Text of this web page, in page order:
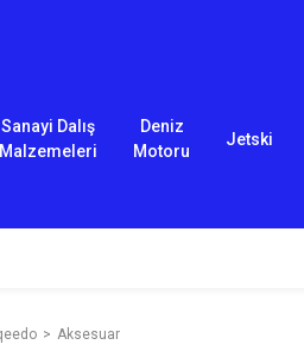
Sanayi Dalış
Malzemeleri
Deniz
Motoru
Jetski
Aksesuar